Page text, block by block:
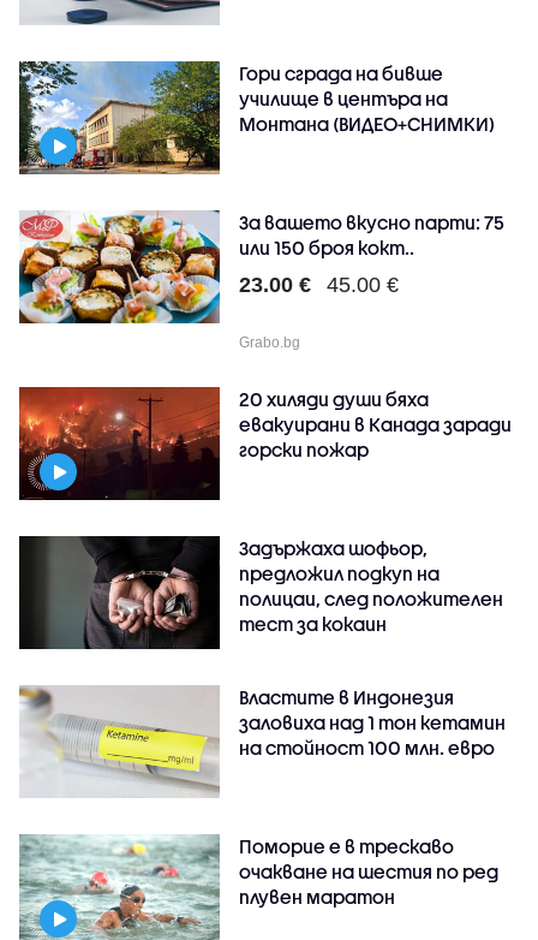
Гори сграда на бивше
училище в центъра на
Монтана (ВИДЕО+СНИМКИ)
За вашето вкусно парти: 75
или 150 броя кокт..
23.00 € 45.00 €
Grabo.bg
20 хиляди души бяха
евакуирани в Канада заради
горски пожар
Задържаха шофьор,
предложил подкуп на
полицаи, след положителен
тест за кокаин
Властите в Индонезия
заловиха над 1 тон кетамин
на стойност 100 млн. евро
Поморие е в трескаво
очакване на шестия по ред
плувен маратон